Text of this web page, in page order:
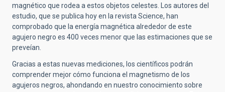
magnético que rodea a estos objetos celestes. Los autores del
estudio, que se publica hoy en la revista Science, han
comprobado que la energía magnética alrededor de este
agujero negro es 400 veces menor que las estimaciones que se
preveían.
Gracias a estas nuevas mediciones, los científicos podrán
comprender mejor cómo funciona el magnetismo de los
agujeros negros, ahondando en nuestro conocimiento sobre